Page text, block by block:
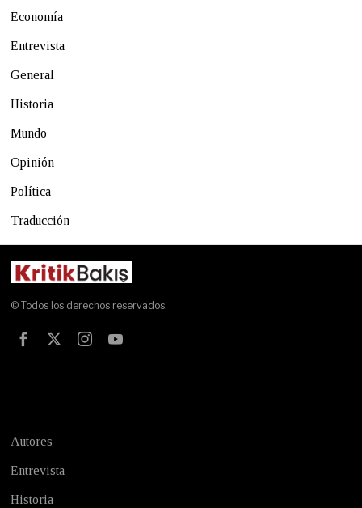
Economía
Entrevista
General
Historia
Mundo
Opinión
Política
Traducción
© Todos los derechos reservados.
Autores
Entrevista
Historia